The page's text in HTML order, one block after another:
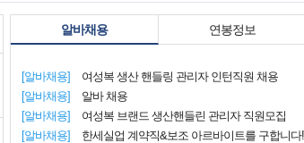
알바채용 연봉정보
[알바채용] 여성복 생산 핸들링 관리자 인턴직원 채용
[알바채용]
알바 채용
[알바채용]
여성복 브랜드 생산핸들린 관리자 직원모집
[알바채용]
한세실업 계약직&보조 아르바이트를 구합니다!